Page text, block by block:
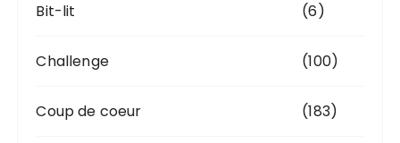
Bit-lit (6)
Challenge (100)
Coup de coeur (183)